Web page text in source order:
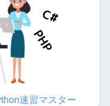
速習マスター